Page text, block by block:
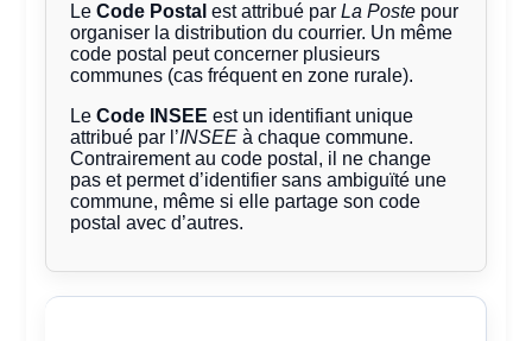
LeCode Postal est attribué parLa Poste pour
organiser la distribution du courrier. Un même
code postal peut concerner plusieurs
communes (cas fréquent en zone rurale).
LeCode INSEE est un identifiant unique
attribué par l’INSEE à chaque commune.
Contrairement au code postal, il ne change
pas et permet d’identifier sans ambiguïté une
commune, même si elle partage son code
postal avec d’autres.